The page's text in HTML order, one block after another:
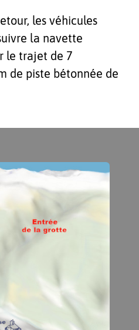
les véhicules
la navette
le trajet de 7
de piste bétonnée de